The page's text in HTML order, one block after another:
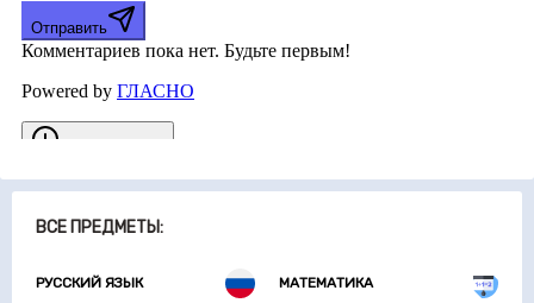
ВСЕ ПРЕДМЕТЫ:
РУССКИЙ ЯЗЫК МАТЕМАТИКА